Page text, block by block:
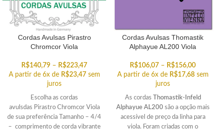
Cordas Avulsas Pirastro
Chromcor Viola
R$140,79 – R$223,47
A partir de 6x de R$23,47 sem
juros
Escolha as cordas
avulsdas Pirastro Chromcor Viola
de sua preferência Tamanho – 4/4
– comprimento de corda vibrante
Cordas Avulsas Thomastik
Alphayue AL200 Viola
R$106,07 – R$156,00
A partir de 6x de R$17,68 sem
juros
As cordas
Thomastik-Infeld
Alphayue AL200 são a opção mais
acessível de preço da linha para
viola. Foram criadas com o